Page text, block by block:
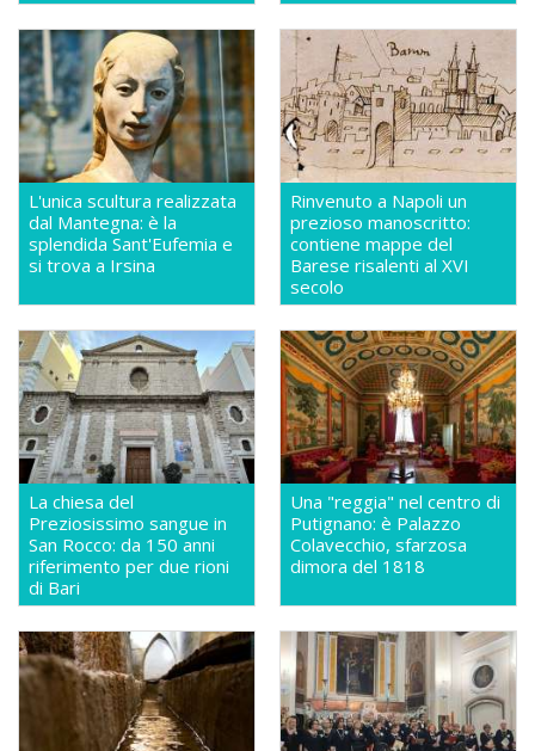
L'unica scultura realizzata
dal Mantegna: è la
splendida Sant'Eufemia e
si trova a Irsina
Rinvenuto a Napoli un
prezioso manoscritto:
contiene mappe del
Barese risalenti al XVI
secolo
La chiesa del
Preziosissimo sangue in
San Rocco: da 150 anni
riferimento per due rioni
di Bari
Una "reggia" nel centro di
Putignano: è Palazzo
Colavecchio, sfarzosa
dimora del 1818